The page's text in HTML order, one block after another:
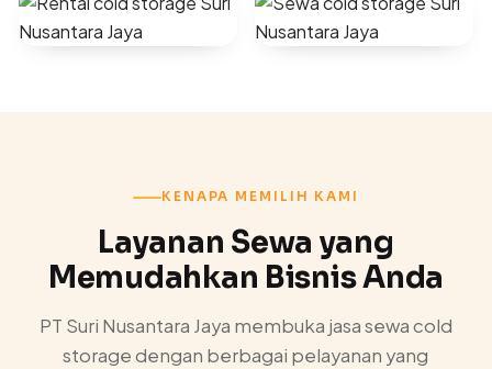
KENAPA MEMILIH KAMI
Layanan Sewa yang
Memudahkan Bisnis Anda
PT Suri Nusantara Jaya membuka jasa sewa cold
storage dengan berbagai pelayanan yang